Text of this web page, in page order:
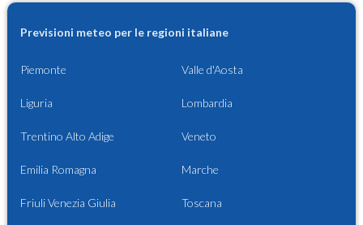
Previsioni meteo per le regioni italiane
Piemonte Valle d'Aosta
Liguria Lombardia
Trentino Alto Adige Veneto
Emilia Romagna Marche
Friuli Venezia Giulia Toscana